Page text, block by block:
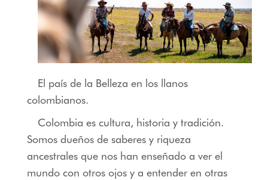
El país de la Belleza en los llanos
colombianos.
Colombia es cultura, historia y tradición.
Somos dueños de saberes y riqueza
ancestrales que nos han enseñado a ver el
mundo con otros ojos y a entender en otras